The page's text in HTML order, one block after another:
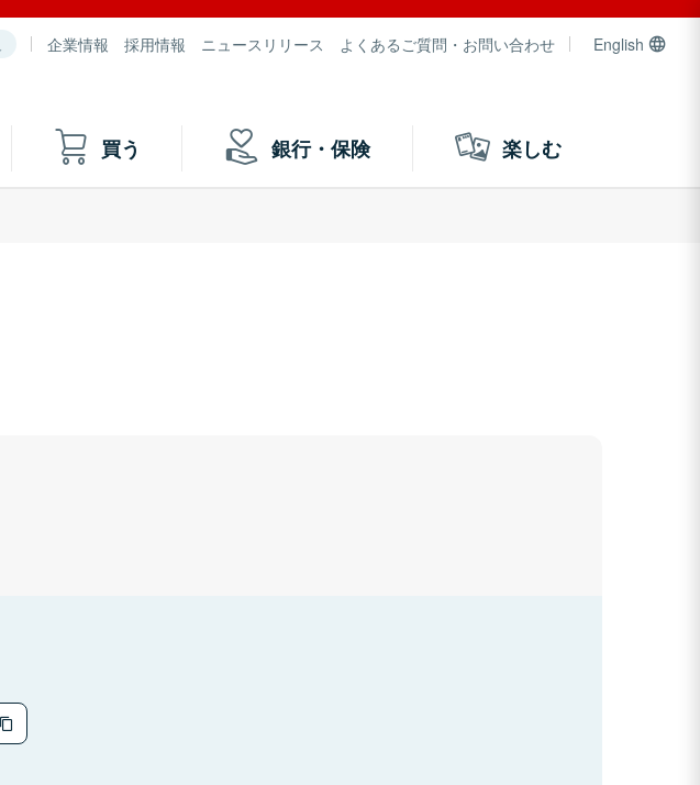
企業情報 採用情報 ニュースリリース よくあるご質問・お問い合わせ English
買う 銀行・保険 楽しむ